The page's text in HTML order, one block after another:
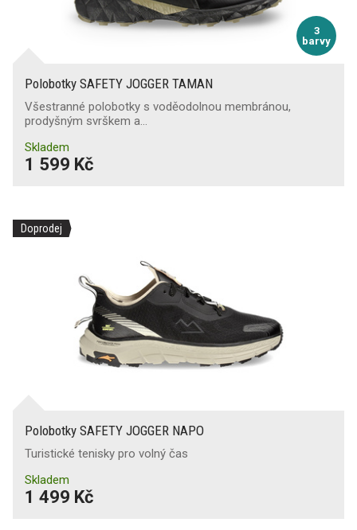
3
barvy
Polobotky SAFETY JOGGER TAMAN
Všestranné polobotky s voděodolnou membránou,
prodyšným svrškem a…
Skladem
1 599 Kč
Doprodej
Polobotky SAFETY JOGGER NAPO
Turistické tenisky pro volný čas
Skladem
1 499 Kč